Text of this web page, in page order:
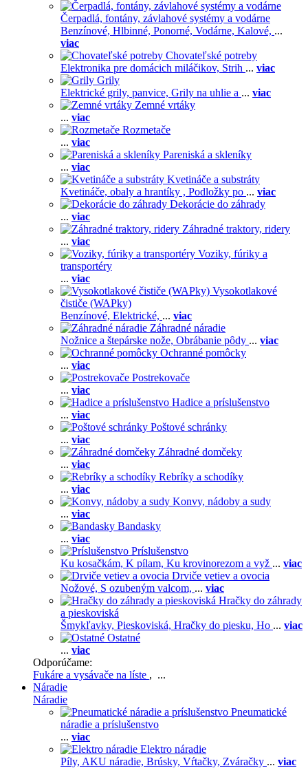
Čerpadlá, fontány, závlahové systémy a vodárne
Benzínové, Hlbinné, Ponorné, Vodárne, Kalové, ...
viac
Chovateľské potreby
Elektronika pre domácich miláčikov, Strih ... viac
Grily
Elektrické grily, panvice, Grily na uhlie a ... viac
Zemné vrtáky
... viac
Rozmetače
... viac
Pareniská a skleníky
... viac
Kvetináče a substráty
Kvetináče, obaly a hrantíky , Podložky po ... viac
Dekorácie do záhrady
... viac
Záhradné traktory, ridery
... viac
Voziky, fúriky a
transportéry
... viac
Vysokotlakové
čističe (WAPky)
Benzínové, Elektrické, ... viac
Záhradné náradie
Nožnice a štepárske nože, Obrábanie pôdy ... viac
Ochranné pomôcky
... viac
Postrekovače
... viac
Hadice a príslušenstvo
... viac
Poštové schránky
... viac
Záhradné domčeky
... viac
Rebríky a schodíky
... viac
Konvy, nádoby a sudy
... viac
Bandasky
... viac
Príslušenstvo
Ku kosačkám, K pílam, Ku krovinorezom a vyž ... viac
Drviče vetiev a ovocia
Nožové, S ozubeným valcom, ... viac
Hračky do záhrady
a pieskoviská
Šmykľavky, Pieskoviská, Hračky do piesku, Ho ... viac
Ostatné
... viac
Odporúčame:
Fukáre a vysávače na líste , ...
Náradie
Náradie
Pneumatické
náradie a príslušenstvo
... viac
Elektro náradie
Píly, AKU náradie, Brúsky, Vŕtačky, Zváračky ... viac